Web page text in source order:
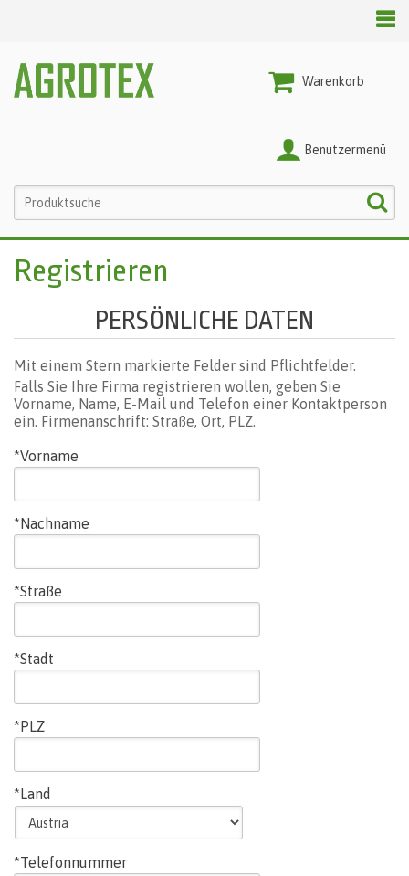
Warenkorb
Benutzermenü
Registrieren
PERSÖNLICHE DATEN
Mit einem Stern markierte Felder sind Pflichtfelder.
Falls Sie Ihre Firma registrieren wollen, geben Sie
Vorname, Name, E-Mail und Telefon einer Kontaktperson
ein. Firmenanschrift: Straße, Ort, PLZ.
*Vorname
*Nachname
*Straße
*Stadt
*PLZ
*Land
*Telefonnummer